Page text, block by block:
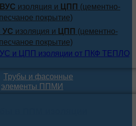
ВУС изоляция и ЦПП (цементно-
песчаное покрытие)
УС изоляция и ЦПП (цементно-
песчаное покрытие)
Трубы и фасонные
элементы ППМИ